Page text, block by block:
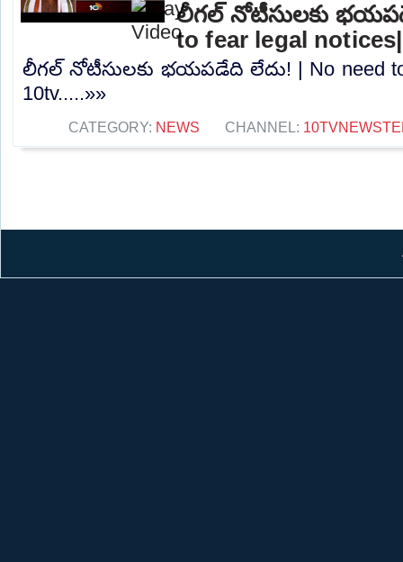
లీగల్ నోటీసులకు
to fear legal
లీగల్ నోటీసులకు భయపడేది లేదు! | No need to
10tv.....»»
CATEGORY: NEWS CHANNEL: